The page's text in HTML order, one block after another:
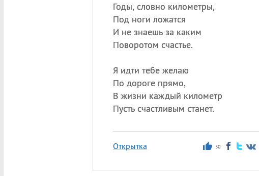
Годы, словно километры,
Под ноги ложатся
И не знаешь за каким
Поворотом счастье.
Я идти тебе желаю
По дороге прямо,
В жизни каждый километр
Пусть счастливым станет.
Открытка 50